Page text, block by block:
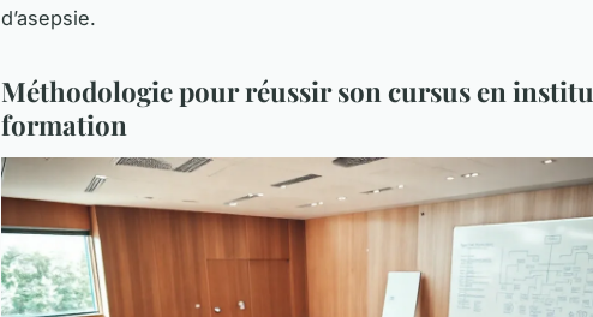
d’asepsie.
Méthodologie pour réussir son cursus en
formation